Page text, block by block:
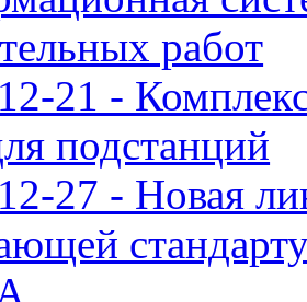
работ
21 -
подстанций
27 - Новая